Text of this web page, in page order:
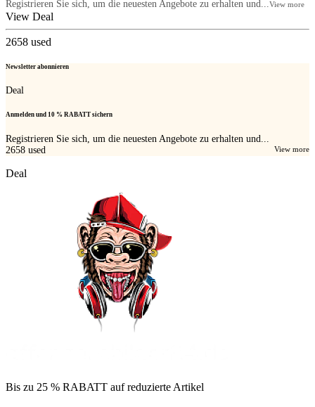
Registrieren Sie sich, um die neuesten Angebote zu erhalten und... View more
View Deal
2658 used
Newsletter abonnieren
Deal
Anmelden und 10 % RABATT sichern
Registrieren Sie sich, um die neuesten Angebote zu erhalten und...
View more
2658 used
Deal
Bis zu 25 % RABATT auf reduzierte Artikel